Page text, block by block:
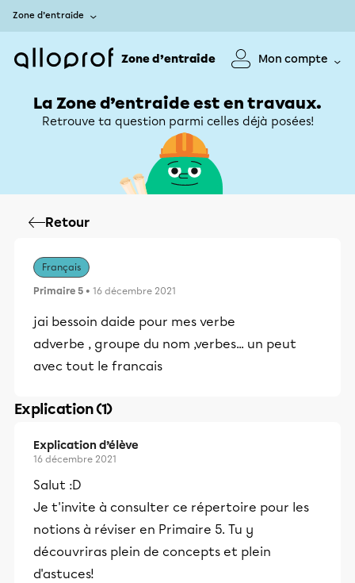
Zone d’entraide
Zone d’entraide Mon compte
La Zone d’entraide est en travaux.
Retrouve ta question parmi celles déjà posées!
Retour
Français
Primaire 5 • 16 décembre 2021
jai bessoin daide pour mes verbe
adverbe , groupe du nom ,verbes... un peut
avec tout le francais
Explication (1)
Explication d’élève
16 décembre 2021
Salut :D
Je t'invite à consulter ce répertoire pour les
notions à réviser en Primaire 5. Tu y
découvriras plein de concepts et plein
d'astuces!